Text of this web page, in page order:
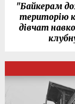
"Байкерам
територію
дівчат